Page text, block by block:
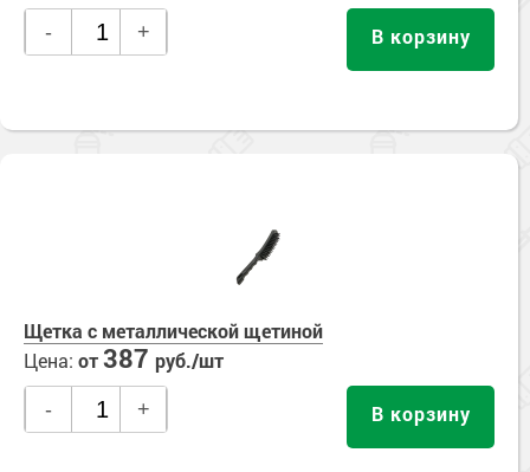
- + В корзину
Щетка с металлической щетиной
Цена: от387 руб./шт
- + В корзину